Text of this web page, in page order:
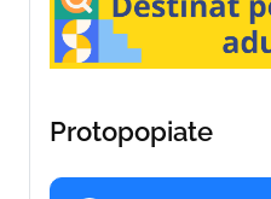
Protopopiate